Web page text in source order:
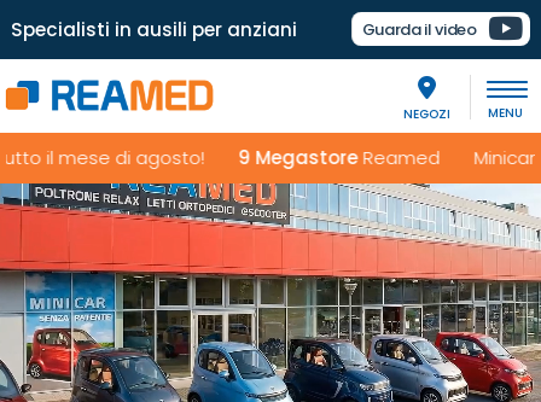
Specialisti in ausili per anziani Guarda il video
NEGOZI
di agosto!9 MegastoreReamed Minicar